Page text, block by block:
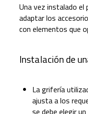
Una vez instalado el
adaptar los
con elementos que
Instalación de
La grifería
ajusta a los
se debe elegir